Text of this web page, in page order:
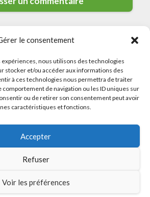
le consentement
nous utilisons des technologies
stocker et/ou accéder aux informations des
à ces technologies nous permettra de traiter
comportement de navigation ou les ID uniques sur
ou de retirer son consentement peut avoir
caractéristiques et fonctions.
Accepter
Refuser
Voir les préférences
Plombiers · All rights reserved
Mentions Légales
Politique de Cookies